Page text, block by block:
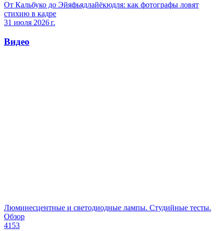
От Кальбуко до Эйяфьядлайёкюдля: как фотографы ловят
стихию в кадре
31 июля 2026 г.
Видео
Люминесцентные и светодиодные лампы. Студийные тесты.
Обзор
4153